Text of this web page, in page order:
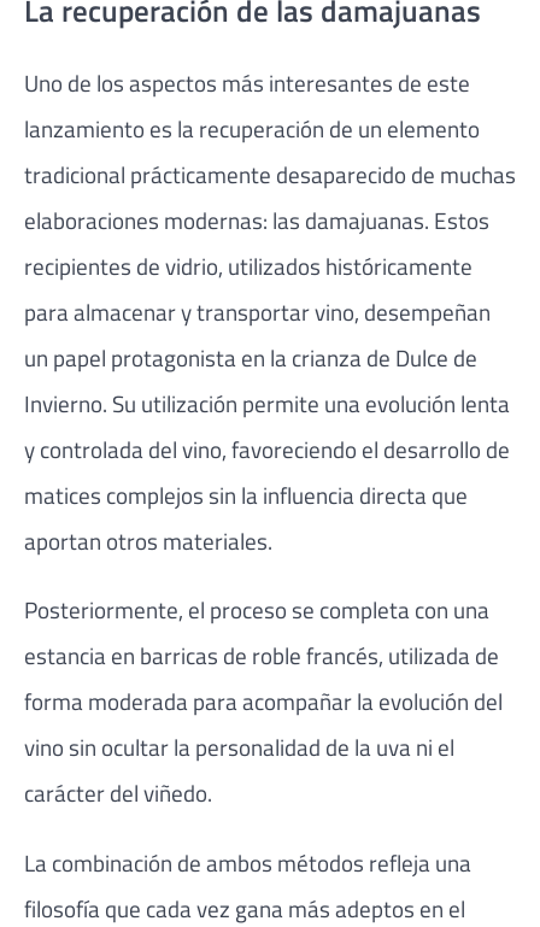
La recuperación de las damajuanas
Uno de los aspectos más interesantes de este
lanzamiento es la recuperación de un elemento
tradicional prácticamente desaparecido de muchas
elaboraciones modernas: las damajuanas. Estos
recipientes de vidrio, utilizados históricamente
para almacenar y transportar vino, desempeñan
un papel protagonista en la crianza de Dulce de
Invierno. Su utilización permite una evolución lenta
y controlada del vino, favoreciendo el desarrollo de
matices complejos sin la influencia directa que
aportan otros materiales.
Posteriormente, el proceso se completa con una
estancia en barricas de roble francés, utilizada de
forma moderada para acompañar la evolución del
vino sin ocultar la personalidad de la uva ni el
carácter del viñedo.
La combinación de ambos métodos refleja una
filosofía que cada vez gana más adeptos en el